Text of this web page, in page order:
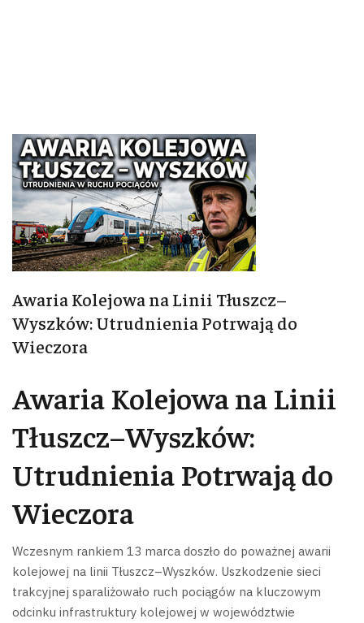
Awaria Kolejowa na Linii Tłuszcz–
Wyszków: Utrudnienia Potrwają do
Wieczora
Awaria Kolejowa na Linii
Tłuszcz–Wyszków:
Utrudnienia Potrwają do
Wieczora
Wczesnym rankiem 13 marca doszło do poważnej awarii
kolejowej na linii Tłuszcz–Wyszków. Uszkodzenie sieci
trakcyjnej sparaliżowało ruch pociągów na kluczowym
odcinku infrastruktury kolejowej w województwie